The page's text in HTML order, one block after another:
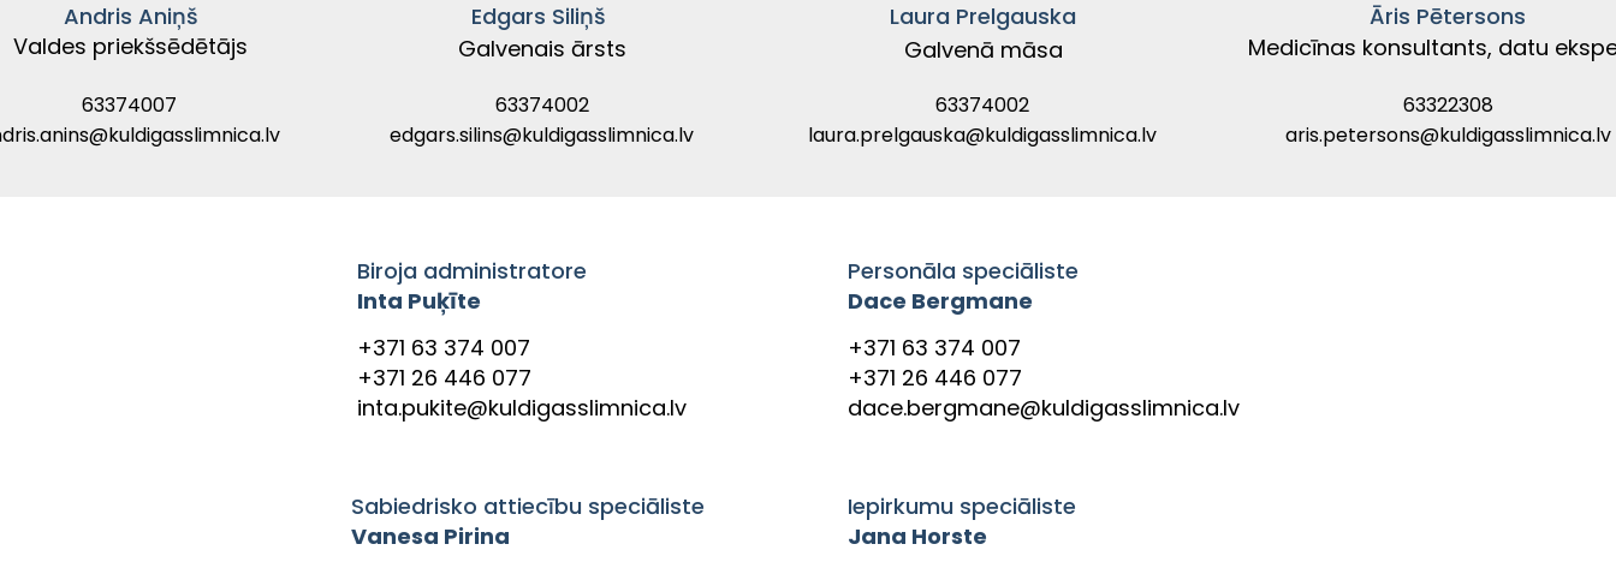
Andris Aniņš
Valdes priekšsēdētājs
63374007
Edgars Siliņš
Galvenais ārsts
63374002​
edgars.silins@kuldigasslimnica.lv
Laura Prelgauska
Galvenā māsa
63374002​
laura.prelgauska@kuldigasslimnica.lv
Āris Pētersons
Medicīnas konsultants, datu
63322308
aris.petersons@kuldigasslimnica.lv
Biroja administratore
Inta Puķīte
+371 63 374 007
+371 26 446 077
inta.pukite@kuldigasslimnica.lv
Sabiedrisko attiecību speciāliste
Vanesa Pirina
Personāla speciāliste
Dace Bergmane
+371 63 374 007
+371 26 446 077
dace.bergmane@kuldigasslimnica.lv
Iepirkumu speciāliste
Jana Horste